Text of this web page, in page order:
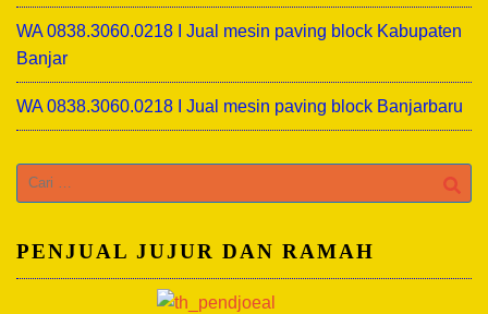
WA 0838.3060.0218 I Jual mesin paving block Kabupaten
Banjar
WA 0838.3060.0218 I Jual mesin paving block Banjarbaru
Cari
untuk:
PENJUAL JUJUR DAN RAMAH